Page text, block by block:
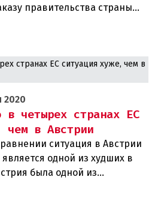
правительства страны
с ним около 54
хотят добро
2020
в четырех странах ЕС
чем в Австрии
ситуация в Австрии
одной из худших в
была одной из
время первой волны
отстает